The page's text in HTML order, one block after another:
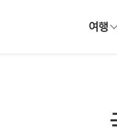
여행